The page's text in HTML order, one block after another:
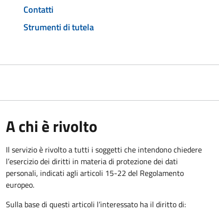
Contatti
Strumenti di tutela
A chi è rivolto
Il servizio è rivolto a tutti i soggetti che intendono chiedere
l’esercizio dei diritti in materia di protezione dei dati
personali, indicati agli articoli 15-22 del Regolamento
europeo.
Sulla base di questi articoli l’interessato ha il diritto di: